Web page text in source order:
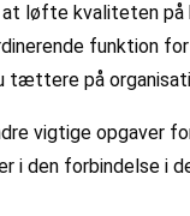
løfte kvaliteten på
funktion
på
vigtige opgaver
i den forbindelse i